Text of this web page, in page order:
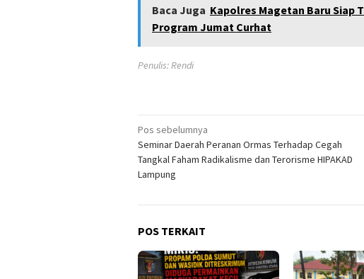
Baca Juga Kapolres Magetan Baru Siap
Program Jumat Curhat
Penulis: Rendi
Navigasi
pos
Pos sebelumnya
Seminar Daerah Peranan Ormas Terhadap Cegah
Tangkal Faham Radikalisme dan Terorisme HIPAKAD
Lampung
POS TERKAIT